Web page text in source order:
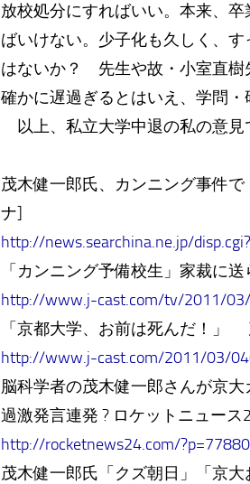
放校処分にすればいい。本来、
ばいけない。少子化も久しく、
はないか？ 先生や故・小室直樹
確かに遅過ぎるとはいえ、学問
以上、私立大学中退の私の意見
茂木健一郎氏、カンニング事件
ナ]
http://news.searchina.ne.jp/
「カンニング予備校生」家裁に
http://www.j-cast.com/tv/2011/
「京都大学、お前は死んだ！」
http://www.j-cast.com/2011/03/
脳科学者の茂木健一郎さんが京
過激発言連発 ? ロケットニュース
http://rocketnews24.com/?p=77880
茂木健一郎氏「クズ朝日」「京大